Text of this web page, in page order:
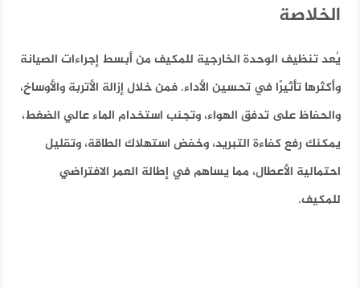
الخلاصة
يُعد تنظيف الوحدة الخارجية للمكيف من أبسط إجراءات الصيانة
وأكثرها تأثيرًا في تحسين الأداء. فمن خلال إزالة الأتربة والأوساخ،
والحفاظ على تدفق الهواء، وتجنب استخدام الماء عالي الضغط،
يمكنك رفع كفاءة التبريد، وخفض استهلاك الطاقة، وتقليل
احتمالية الأعطال، مما يساهم في إطالة العمر الافتراضي
للمكيف.